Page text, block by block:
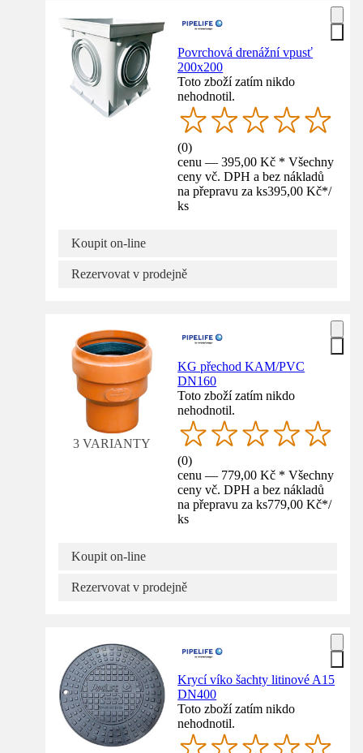
Povrchová drenážní vpusť
200x200
Toto zboží zatím nikdo
nehodnotil.
(0)
cenu — 395,00 Kč * Všechny
ceny vč. DPH a bez nákladů
na přepravu za ks395,00 Kč*/
ks
Koupit on-line
Rezervovat v prodejně
3 VARIANTY
KG přechod KAM/PVC
DN160
Toto zboží zatím nikdo
nehodnotil.
(0)
cenu — 779,00 Kč * Všechny
ceny vč. DPH a bez nákladů
na přepravu za ks779,00 Kč*/
ks
Koupit on-line
Rezervovat v prodejně
Krycí víko šachty litinové A15
DN400
Toto zboží zatím nikdo
nehodnotil.